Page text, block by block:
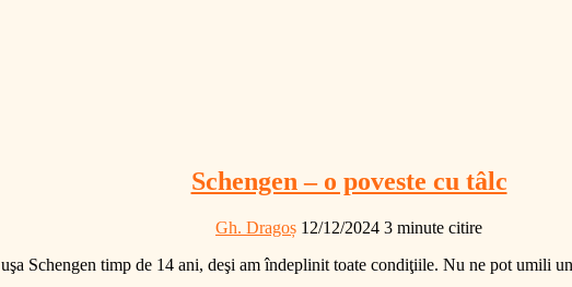
Schengen – o poveste cu tâlc
Gh. Dragoș 12/12/2024 3 minute citire
Schengen timp de 14 ani, deşi am îndeplinit toate condiţiile. Nu ne pot umili